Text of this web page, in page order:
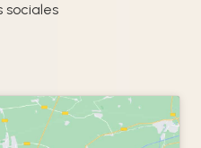
sociales